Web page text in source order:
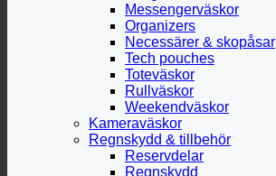
Messengerväskor
Organizers
Necessärer & skopåsar
Tech pouches
Toteväskor
Rullväskor
Weekendväskor
Kameraväskor
Regnskydd & tillbehör
Reservdelar
Regnskydd